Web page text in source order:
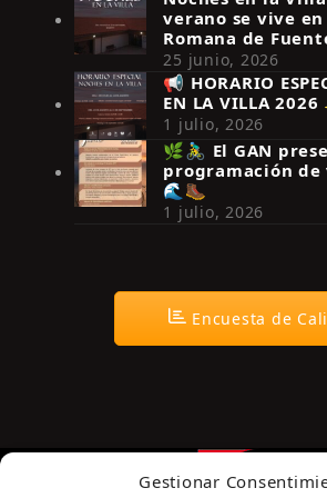
Gestionar
Síguenos en
verano se vive
Romana de
25 junio, 2026
📢 HORARIO
EN LA VILLA
1 julio, 2026
🌿🚴‍♂️ El GAN
programación de
🌊🥾
1 julio, 2026
Encuesta de